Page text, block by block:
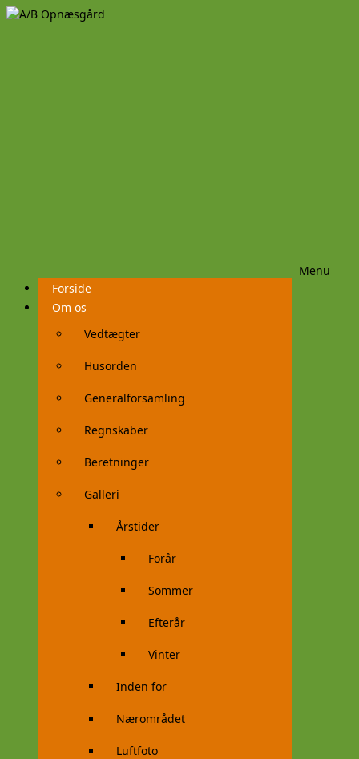
Menu
Videre
til
indhold
Forside
Om os
Vedtægter
Husorden
Generalforsamling
Regnskaber
Beretninger
Galleri
Årstider
Forår
Sommer
Efterår
Vinter
Inden for
Nærområdet
Luftfoto